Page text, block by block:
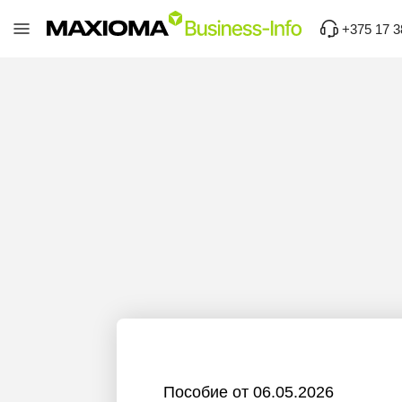
+375 17
Пособие от 06.05.2026